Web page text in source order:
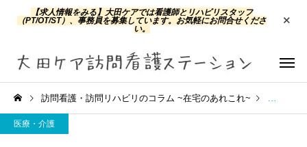
【求人情報をみる】 大田ケアでは看護師とリハビリスタッフ
（PT/OT/ST）、事務員を募集しています。お気軽にお問合せくださ
い。
訪問看護・訪問リハビリのコラム ~在宅のあれこれ~ 医療・介
医療・介護